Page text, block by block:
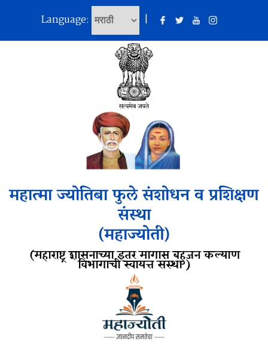
Language: |
महात्मा ज्योतिबा फुले संशोधन व प्रशिक्षण
संस्था
(महाज्योती)
(महाराष्ट्र शासनाच्या इतर मागास बहुजन कल्याण
विभागाची स्वायत्त संस्था )